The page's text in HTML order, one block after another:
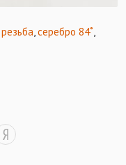
резьба,серебро 84˚,